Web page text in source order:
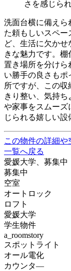
洗面台横に備えら
た頼もしいスペー
ど、生活に欠か
きな魅力です。
置き場所を分けら
い勝手の良さも
所ですが、この
きり整い、気持
や家事をスムーズ
じられる嬉しい設
この物件の詳細や
一覧へ戻る
愛媛大学、募集中
募集中
空室
オートロック
ロフト
愛媛大学
学生物件
a_roomstory
スポットライト
オール電化
カウンタ―